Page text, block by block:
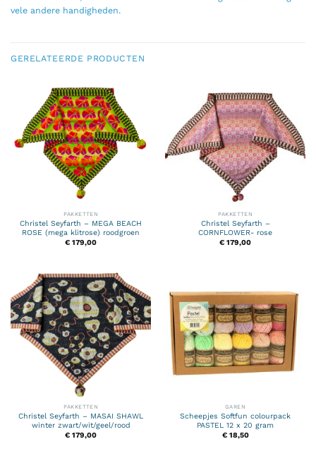
vele andere handigheden.
GERELATEERDE PRODUCTEN
PAKKETTEN
Christel Seyfarth – MEGA BEACH
ROSE (mega klitrose) roodgroen
€ 179,00
PAKKETTEN
Christel Seyfarth –
CORNFLOWER- rose
€ 179,00
PAKKETTEN
Christel Seyfarth – MASAI SHAWL
winter zwart/wit/geel/rood
€ 179,00
GAREN
Scheepjes Softfun colourpack
PASTEL 12 x 20 gram
€18,50